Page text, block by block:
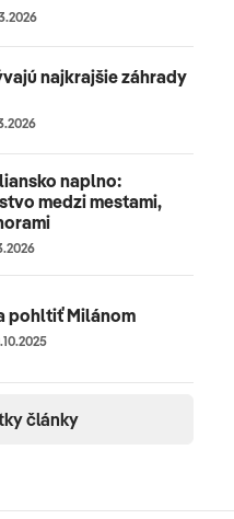
najkrajšie záhrady
naplno:
medzi mestami,
pohltiť Milánom
články